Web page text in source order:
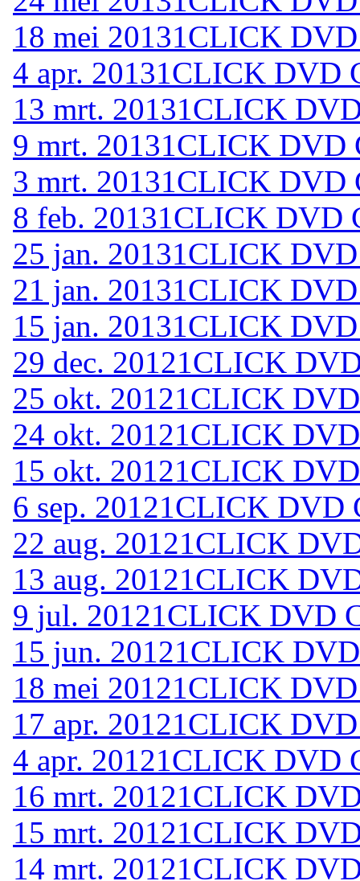
18 mei 20131CLICK
4 apr. 20131CLICK DVD
13 mrt. 20131CLICK
9 mrt. 20131CLICK DVD
3 mrt. 20131CLICK DVD
8 feb. 20131CLICK DVD
25 jan. 20131CLICK
21 jan. 20131CLICK
15 jan. 20131CLICK
29 dec. 20121CLICK
25 okt. 20121CLICK
24 okt. 20121CLICK
15 okt. 20121CLICK
6 sep. 20121CLICK DVD
22 aug. 20121CLICK
13 aug. 20121CLICK
9 jul. 20121CLICK DVD
15 jun. 20121CLICK
18 mei 20121CLICK
17 apr. 20121CLICK
4 apr. 20121CLICK DVD
16 mrt. 20121CLICK
15 mrt. 20121CLICK
14 mrt. 20121CLICK